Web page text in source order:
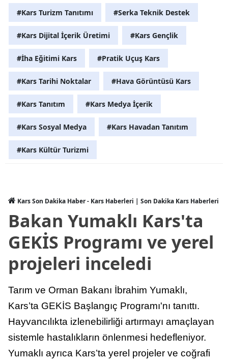
Yalova
Karabük
Kilis
Osmaniye
#Kars Turizm Tanıtımı #Serka Teknik Destek
#Kars Dijital İçerik Üretimi #Kars Gençlik
#İha Eğitimi Kars #Pratik Uçuş Kars
#Kars Tarihi Noktalar #Hava Görüntüsü Kars
#Kars Tanıtım #Kars Medya İçerik
#Kars Sosyal Medya #Kars Havadan Tanıtım
#Kars Kültür Turizmi
Kars Son Dakika Haber - Kars Haberleri | Son Dakika Kars Haberleri
Bakan Yumaklı Kars'ta
GEKİS Programı ve yerel
projeleri inceledi
Tarım ve Orman Bakanı İbrahim Yumaklı,
Kars’ta GEKİS Başlangıç Programı'nı tanıttı.
Hayvancılıkta izlenebilirliği artırmayı amaçlayan
sistemle hastalıkların önlenmesi hedefleniyor.
Yumaklı ayrıca Kars’ta yerel projeler ve coğrafi